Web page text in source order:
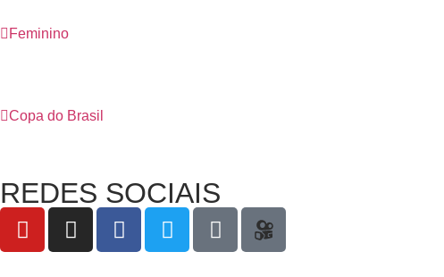
Feminino
Copa do Brasil
REDES SOCIAIS